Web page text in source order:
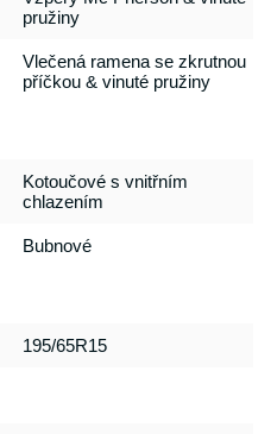
pružiny
Vlečená ramena se zkrutnou
příčkou & vinuté pružiny
Kotoučové s vnitřním
chlazením
Bubnové
195/65R15